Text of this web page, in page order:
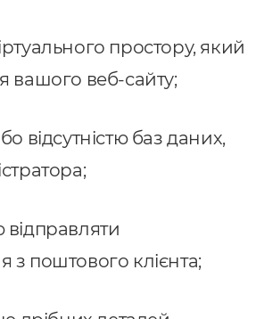
простору, який
вашого веб-сайту;
відсутністю баз даних,
з поштового клієнта;